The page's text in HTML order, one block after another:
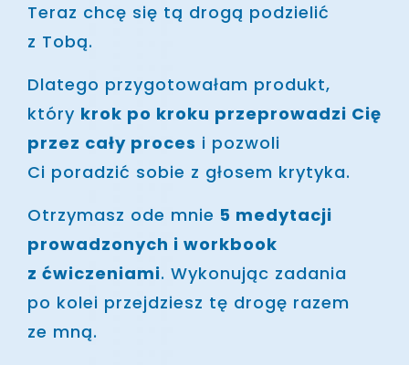
Teraz chcę się tą drogą podzielić
z Tobą.
Dlatego przygotowałam produkt,
który krok po kroku przeprowadzi Cię
przez cały proces i pozwoli
Ci poradzić sobie z głosem krytyka.
Otrzymasz ode mnie 5 medytacji
prowadzonych i workbook
z ćwiczeniami. Wykonując zadania
po kolei przejdziesz tę drogę razem
ze mną.